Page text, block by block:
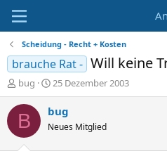
Scheidung - Recht + Kosten
brauche Rat - Will keine
E
r
s
bug
E
r
s
e
25 Dezember 2003
B bug
Neues Mitglied